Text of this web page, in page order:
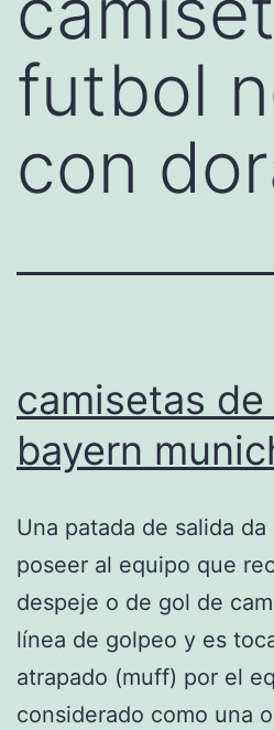
futbol
con
camisetas
bayern
Una patada de salida
poseer al equipo que
despeje o de gol de
línea de golpeo y es
atrapado (muff) por el
considerado como una